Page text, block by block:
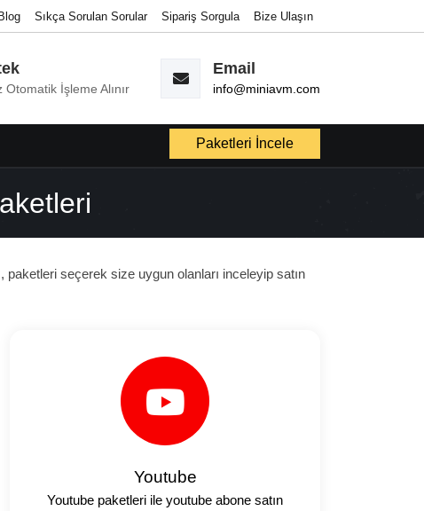
Blog Sıkça Sorulan Sorular Sipariş Sorgula Bize Ulaşın
Otomatik İşleme Alınır
Email
info@miniavm.com
Paketleri İncele
seçerek size uygun olanları inceleyip satın
Youtube
Youtube paketleri ile youtube abone satın